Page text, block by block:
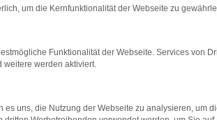
um die Kernfunktionalität der Webseite zu
Funktionalität der Webseite. Services von
weitere werden aktiviert.
es uns, die Nutzung der Webseite zu analysieren, um